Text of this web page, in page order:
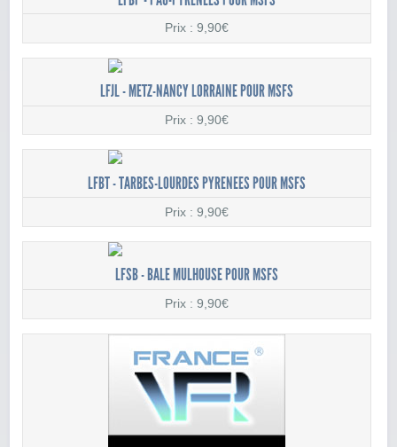
Prix : 9,90€
LFJL - METZ-NANCY LORRAINE POUR MSFS
Prix : 9,90€
LFBT - TARBES-LOURDES PYRENEES POUR MSFS
Prix : 9,90€
LFSB - BALE MULHOUSE POUR MSFS
Prix : 9,90€